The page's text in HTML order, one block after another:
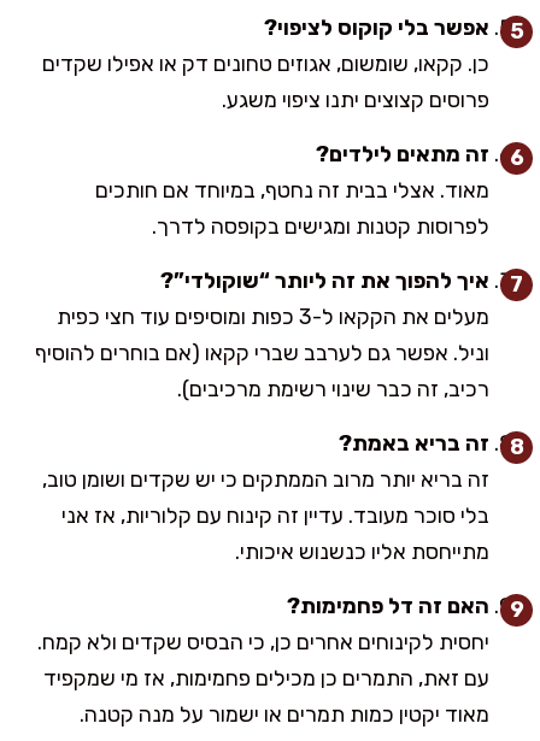
אפשר בלי קוקוס לציפוי?
כן. קקאו, שומשום, אגוזים טחונים דק או אפילו שקדים
פרוסים קצוצים יתנו ציפוי משגע.
זה מתאים לילדים?
מאוד. אצלי בבית זה נחטף, במיוחד אם חותכים
לפרוסות קטנות ומגישים בקופסה לדרך.
איך להפוך את זה ליותר “שוקולדי”?
מעלים את הקקאו ל-3 כפות ומוסיפים עוד חצי כפית
וניל. אפשר גם לערבב שברי קקאו (אם בוחרים להוסיף
רכיב, זה כבר שינוי רשימת מרכיבים).
זה בריא באמת?
זה בריא יותר מרוב הממתקים כי יש שקדים ושומן טוב,
בלי סוכר מעובד. עדיין זה קינוח עם קלוריות, אז אני
מתייחסת אליו כנשנוש איכותי.
האם זה דל פחמימות?
יחסית לקינוחים אחרים כן, כי הבסיס שקדים ולא קמח.
עם זאת, התמרים כן מכילים פחמימות, אז מי שמקפיד
מאוד יקטין כמות תמרים או ישמור על מנה קטנה.